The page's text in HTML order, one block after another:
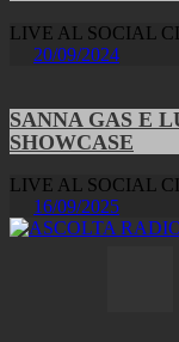
LIVE AL SOCIAL
20/09/2024
SANNA GAS E
SHOWCASE
LIVE AL SOCIAL
16/09/2025